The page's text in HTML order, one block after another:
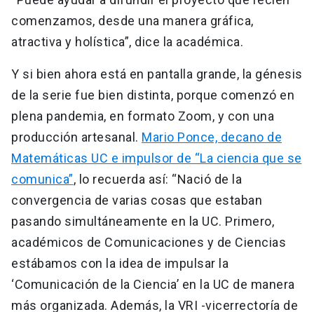
comenzamos, desde una manera gráfica,
atractiva y holística”, dice la académica.
Y si bien ahora está en pantalla grande, la génesis
de la serie fue bien distinta, porque comenzó en
plena pandemia, en formato Zoom, y con una
producción artesanal. Mario Ponce, decano de
Matemáticas UC e impulsor de “La ciencia que se
comunica”, lo recuerda así: “Nació de la
convergencia de varias cosas que estaban
pasando simultáneamente en la UC. Primero,
académicos de Comunicaciones y de Ciencias
estábamos con la idea de impulsar la
‘Comunicación de la Ciencia’ en la UC de manera
más organizada. Además, la VRI -vicerrectoría de